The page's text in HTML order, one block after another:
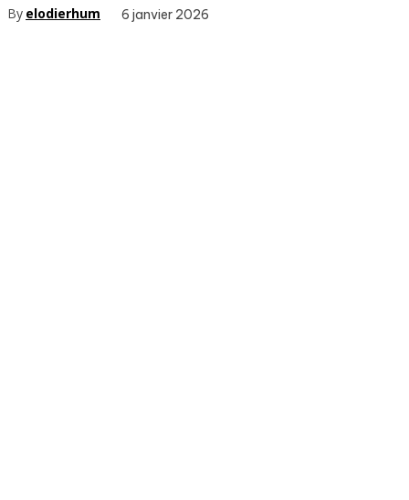
By elodierhum 6 janvier 2026